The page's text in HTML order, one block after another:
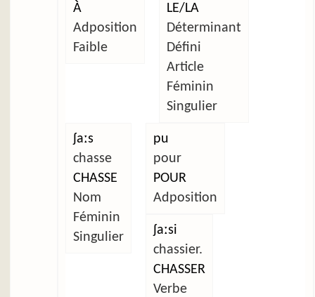
À
Adposition
Faible
LE/LA
Déterminant
Défini
Article
Féminin
Singulier
ʃaːs
chasse
CHASSE
Nom
Féminin
Singulier
pu
pour
POUR
Adposition
ʃaːsi
chassier.
CHASSER
Verbe